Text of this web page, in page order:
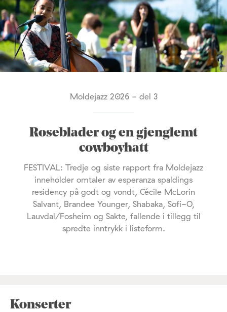
Moldejazz 2026 - del 3
Roseblader og en gjenglemt
cowboyhatt
FESTIVAL: Tredje og siste rapport fra Moldejazz
inneholder omtaler av esperanza spaldings
residency på godt og vondt, Cécile McLorin
Salvant, Brandee Younger, Shabaka, Sofi-O,
Lauvdal/Fosheim og Sakte, fallende i tillegg til
spredte inntrykk i listeform.
Konserter